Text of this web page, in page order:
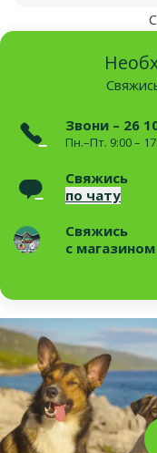
Звони – 26
Пн.–Пт. 9:00 –
Свяжись
по чату
Свяжись
с магазином